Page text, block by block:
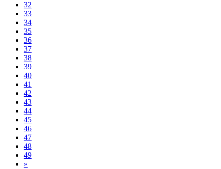
32
33
34
35
36
37
38
39
40
41
42
43
44
45
46
47
48
49
»